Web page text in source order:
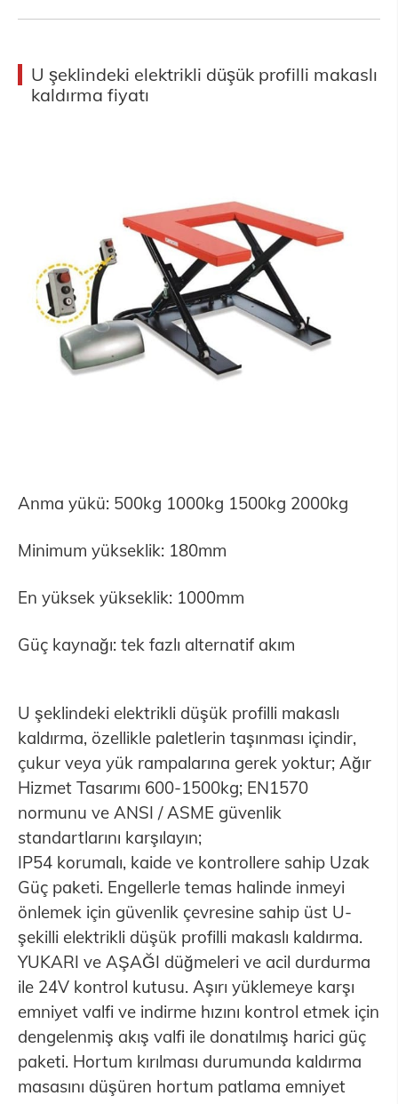
U şeklindeki elektrikli düşük profilli makaslı
kaldırma fiyatı
Anma yükü: 500kg 1000kg 1500kg 2000kg
Minimum yükseklik: 180mm
En yüksek yükseklik: 1000mm
Güç kaynağı: tek fazlı alternatif akım
U şeklindeki elektrikli düşük profilli makaslı
kaldırma, özellikle paletlerin taşınması içindir,
çukur veya yük rampalarına gerek yoktur; Ağır
Hizmet Tasarımı 600-1500kg; EN1570
normunu ve ANSI / ASME güvenlik
standartlarını karşılayın;
IP54 korumalı, kaide ve kontrollere sahip Uzak
Güç paketi. Engellerle temas halinde inmeyi
önlemek için güvenlik çevresine sahip üst U-
şekilli elektrikli düşük profilli makaslı kaldırma.
YUKARI ve AŞAĞI düğmeleri ve acil durdurma
ile 24V kontrol kutusu. Aşırı yüklemeye karşı
emniyet valfi ve indirme hızını kontrol etmek için
dengelenmiş akış valfi ile donatılmış harici güç
paketi. Hortum kırılması durumunda kaldırma
masasını düşüren hortum patlama emniyet